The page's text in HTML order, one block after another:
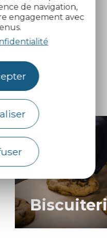
de navigation,
engagement avec
locaux